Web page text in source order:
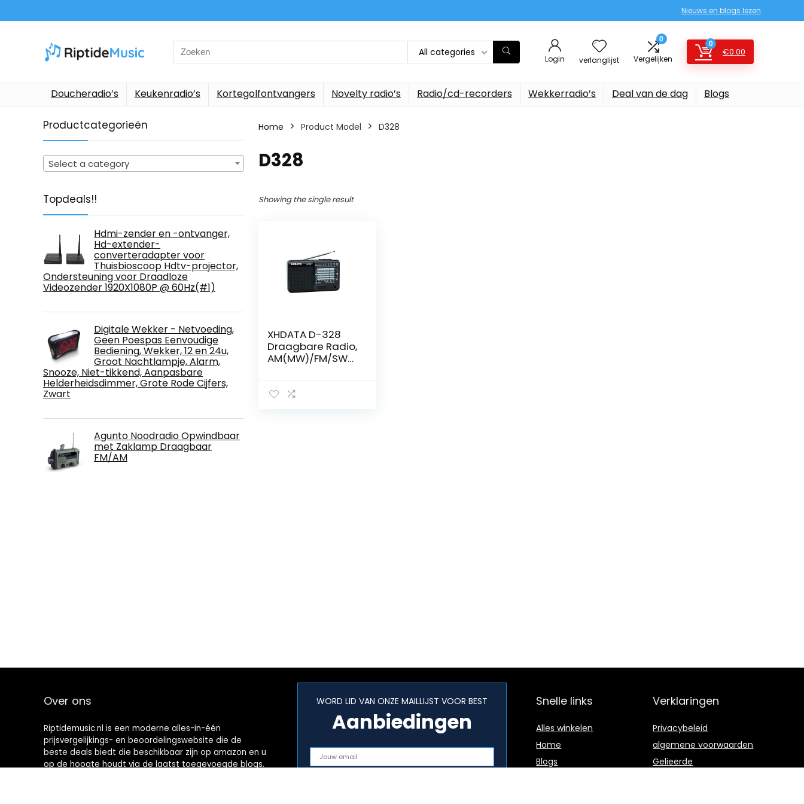
Nieuws en blogs lezen
Search
for:
All categories
Login verlanglijst
0
Vergelijken
0
€0.00
Doucheradio’s Keukenradio’s Kortegolfontvangers Novelty radio’s Radio/cd-recorders Wekkerradio’s Deal van de dag Blogs
Productcategorieën
Select a category
Topdeals!!
Hdmi-zender en -ontvanger,
Hd-extender-
converteradapter voor
Thuisbioscoop Hdtv-projector,
Ondersteuning voor Draadloze
Videozender 1920X1080P @ 60Hz(#1)
Digitale Wekker - Netvoeding,
Geen Poespas Eenvoudige
Bediening, Wekker, 12 en 24u,
Groot Nachtlampje, Alarm,
Snooze, Niet-tikkend, Aanpasbare
Helderheidsdimmer, Grote Rode Cijfers,
Zwart
Agunto Noodradio Opwindbaar
met Zaklamp Draagbaar
FM/AM
Home Product Model ‎D328
‎D328
Showing the single result
XHDATA D-328
Draagbare Radio,
AM(MW)/FM/SW
Mini Pocket
Over ons
Riptidemusic.nl is een moderne alles-in-één
prijsvergelijkings- en beoordelingswebsite die de
beste deals biedt die beschikbaar zijn op amazon en u
op de hoogte houdt via de laatst toegevoegde blogs.
WORD LID VAN ONZE MAILLIJST VOOR BEST
Aanbiedingen
Snelle links
Alles winkelen
Home
Blogs
Verklaringen
Privacybeleid
algemene voorwaarden
Gelieerde